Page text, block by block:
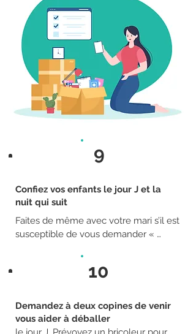
Confiez vos enfants le jour J et la
nuit qui suit
Faites de même avec votre mari s’il est
susceptible de vous demander «
9
Demandez à deux copines de venir
vous aider à déballer
10